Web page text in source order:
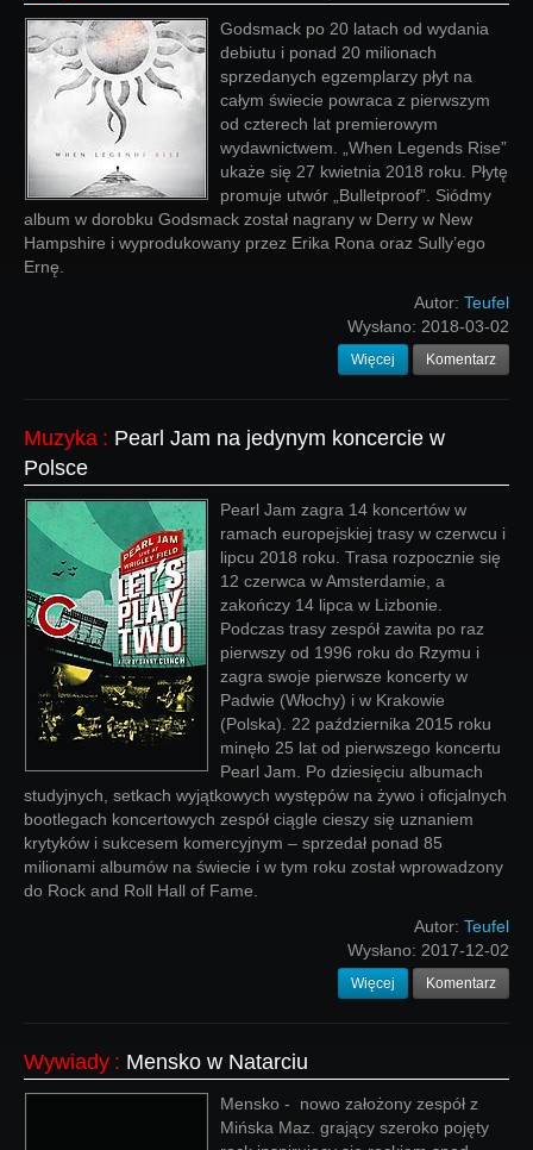
Godsmack po 20 latach od wydania
debiutu i ponad 20 milionach
sprzedanych egzemplarzy płyt na
całym świecie powraca z pierwszym
od czterech lat premierowym
wydawnictwem. „When Legends Rise”
ukaże się 27 kwietnia 2018 roku. Płytę
promuje utwór „Bulletproof”. Siódmy
album w dorobku Godsmack został nagrany w Derry w New
Hampshire i wyprodukowany przez Erika Rona oraz Sully’ego
Ernę.
Autor: Teufel
Wysłano: 2018-03-02
Więcej Komentarz
Muzyka : Pearl Jam na jedynym koncercie w
Polsce
Pearl Jam zagra 14 koncertów w
ramach europejskiej trasy w czerwcu i
lipcu 2018 roku. Trasa rozpocznie się
12 czerwca w Amsterdamie, a
zakończy 14 lipca w Lizbonie.
Podczas trasy zespół zawita po raz
pierwszy od 1996 roku do Rzymu i
zagra swoje pierwsze koncerty w
Padwie (Włochy) i w Krakowie
(Polska). 22 października 2015 roku
minęło 25 lat od pierwszego koncertu
Pearl Jam. Po dziesięciu albumach
studyjnych, setkach wyjątkowych występów na żywo i oficjalnych
bootlegach koncertowych zespół ciągle cieszy się uznaniem
krytyków i sukcesem komercyjnym – sprzedał ponad 85
milionami albumów na świecie i w tym roku został wprowadzony
do Rock and Roll Hall of Fame.
Autor: Teufel
Wysłano: 2017-12-02
Więcej Komentarz
Wywiady : Mensko w Natarciu
Mensko - nowo założony zespół z
Mińska Maz. grający szeroko pojęty